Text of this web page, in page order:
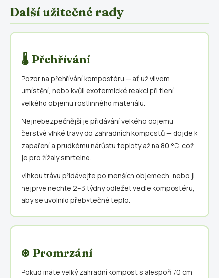
Další užitečné rady
🌡️ Přehřívání
Pozor na přehřívání kompostéru — ať už vlivem
umístění, nebo kvůli exotermické reakci při tlení
velkého objemu rostlinného materiálu.
Nejnebezpečnější je přidávání velkého objemu
čerstvé vlhké trávy do zahradních kompostů — dojde k
zapaření a prudkému nárůstu teploty až na 80 °C, což
je pro žížaly smrtelné.
Vlhkou trávu přidávejte po menších objemech, nebo ji
nejprve nechte 2–3 týdny odležet vedle kompostéru,
aby se uvolnilo přebytečné teplo.
❄️ Promrzání
Pokud máte velký zahradní kompost s alespoň 70 cm